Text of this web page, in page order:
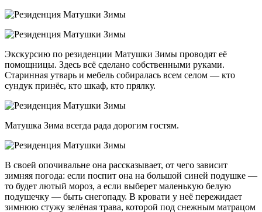
Экскурсию по резиденции Матушки Зимы проводят её
помощницы. Здесь всё сделано собственными руками.
Старинная утварь и мебель собиралась всем селом — кто
сундук принёс, кто шкаф, кто прялку.
Матушка Зима всегда рада дорогим гостям.
В своей опочивальне она рассказывает, от чего зависит
зимняя погода: если поспит она на большой синей подушке —
то будет лютый мороз, а если выберет маленькую белую
подушечку — быть снегопаду. В кровати у неё пережидает
зимнюю стужу зелёная трава, которой под снежным матрацом